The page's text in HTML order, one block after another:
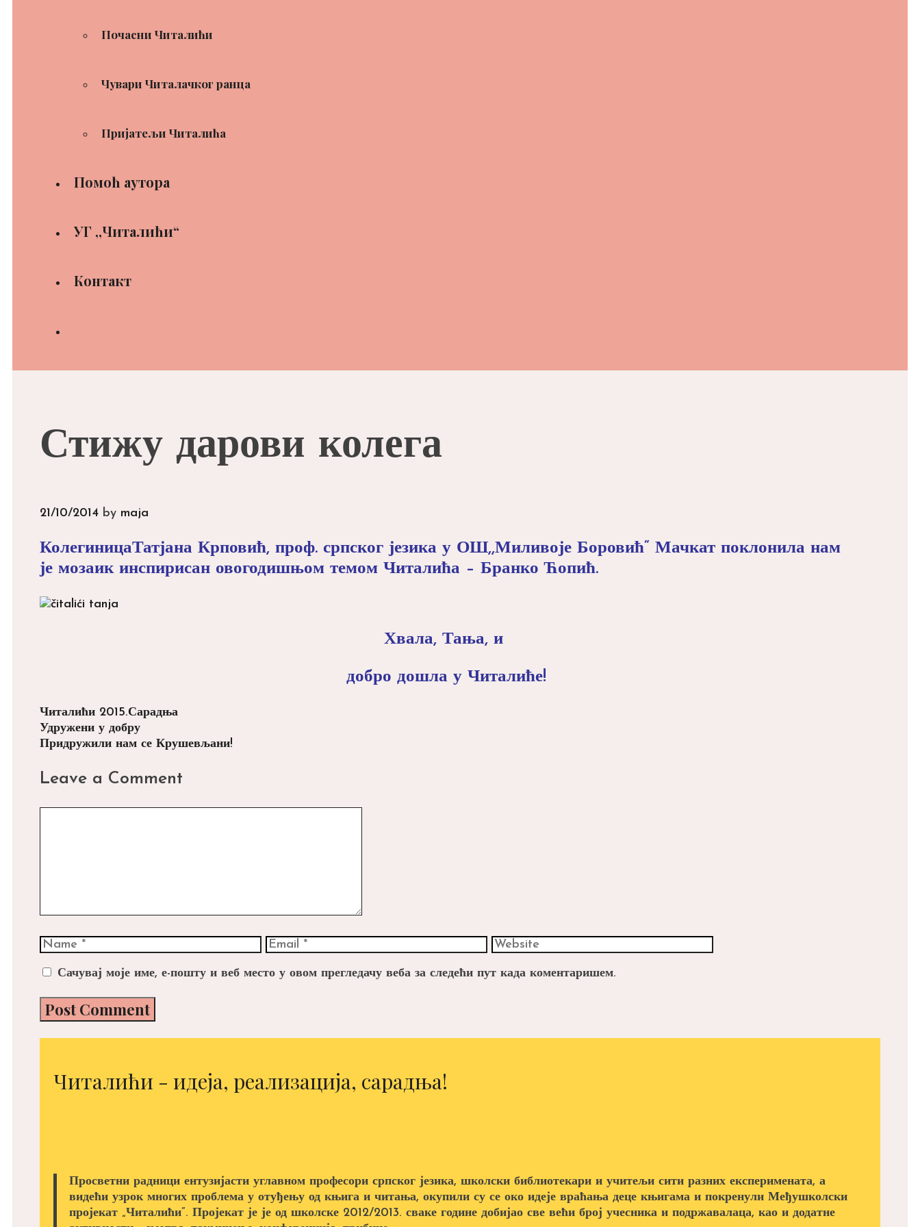
Почасни Читалићи
Чувари Читалачког ранца
Пријатељи Читалића
Помоћ аутора
УГ ,,Читалићи“
Контакт
Стижу дарови колега
21/10/2014 by maja
КолегиницаТатјана Крповић, проф. српског језика у ОШ,,Миливоје Боровић“ Мачкат поклонила нам
је мозаик инспирисан овогодишњом темом Читалића – Бранко Ћопић.
Хвала, Тања, и
добро дошла у Читалиће!
Categories
Читалићи 2015.Tags
Сарадња
Post
navigation
Удружени у добру
Придружили нам се Крушевљани!
Leave a Comment
Name Email Website
Сачувај моје име, е-пошту и веб место у овом прегледачу веба за следећи пут када коментаришем.
Читалићи - идеја, реализација, сарадња!
Просветни радници ентузијасти углавном професори српског језика, школски библиотекари и учитељи сити разних експеримената, а
видећи узрок многих проблема у отуђењу од књига и читања, окупили су се око идеје враћања деце књигама и покренули Међушколски
пројекат „Читалићи”. Пројекат је је од школске 2012/2013. сваке године добијао све већи број учесника и подржавалаца, као и додатне